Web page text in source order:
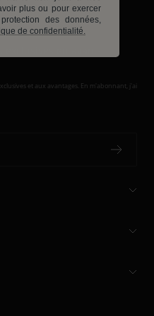
en avant-
et aux avantages. En m'abonnant, j'ai
plus ou pour exercer
des données,
de confidentialité.